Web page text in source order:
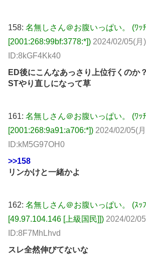
158: 名無しさん＠お腹いっぱい。 (ﾜｯ
[2001:268:99bf:3778:*]) 2024/02/05(月
ID:8kGF4Kk40
ED後にこんなあっさり上位行くのか
STやり直しになって草
161: 名無しさん＠お腹いっぱい。 (ﾜｯ
[2001:268:9a91:a706:*]) 2024/02/05(
ID:kM5G97OH0
>>158
リンかけと一緒かよ
162: 名無しさん＠お腹いっぱい。 (ｽｯ
[49.97.104.146 [上級国民]]) 2024/02/
ID:8F7MhLhvd
スレ全然伸びてないな